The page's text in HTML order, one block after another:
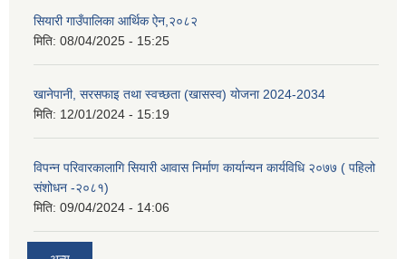
सियारी गाउँपालिका आर्थिक ऐन,२०८२
मिति: 08/04/2025 - 15:25
खानेपानी, सरसफाइ तथा स्वच्छता (खासस्व) योजना 2024-2034
मिति: 12/01/2024 - 15:19
विपन्न परिवारकालागि सियारी आवास निर्माण कार्यान्यन कार्यविधि २०७७ ( पहिलो
संशोधन -२०८१)
मिति: 09/04/2024 - 14:06